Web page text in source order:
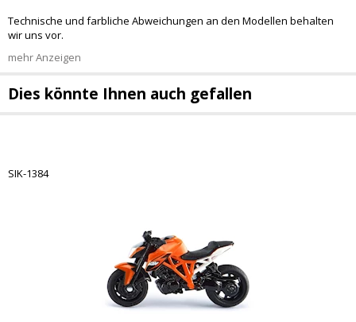
Technische und farbliche Abweichungen an den Modellen behalten
wir uns vor.
mehr Anzeigen
Dies könnte Ihnen auch gefallen
SIK-1384